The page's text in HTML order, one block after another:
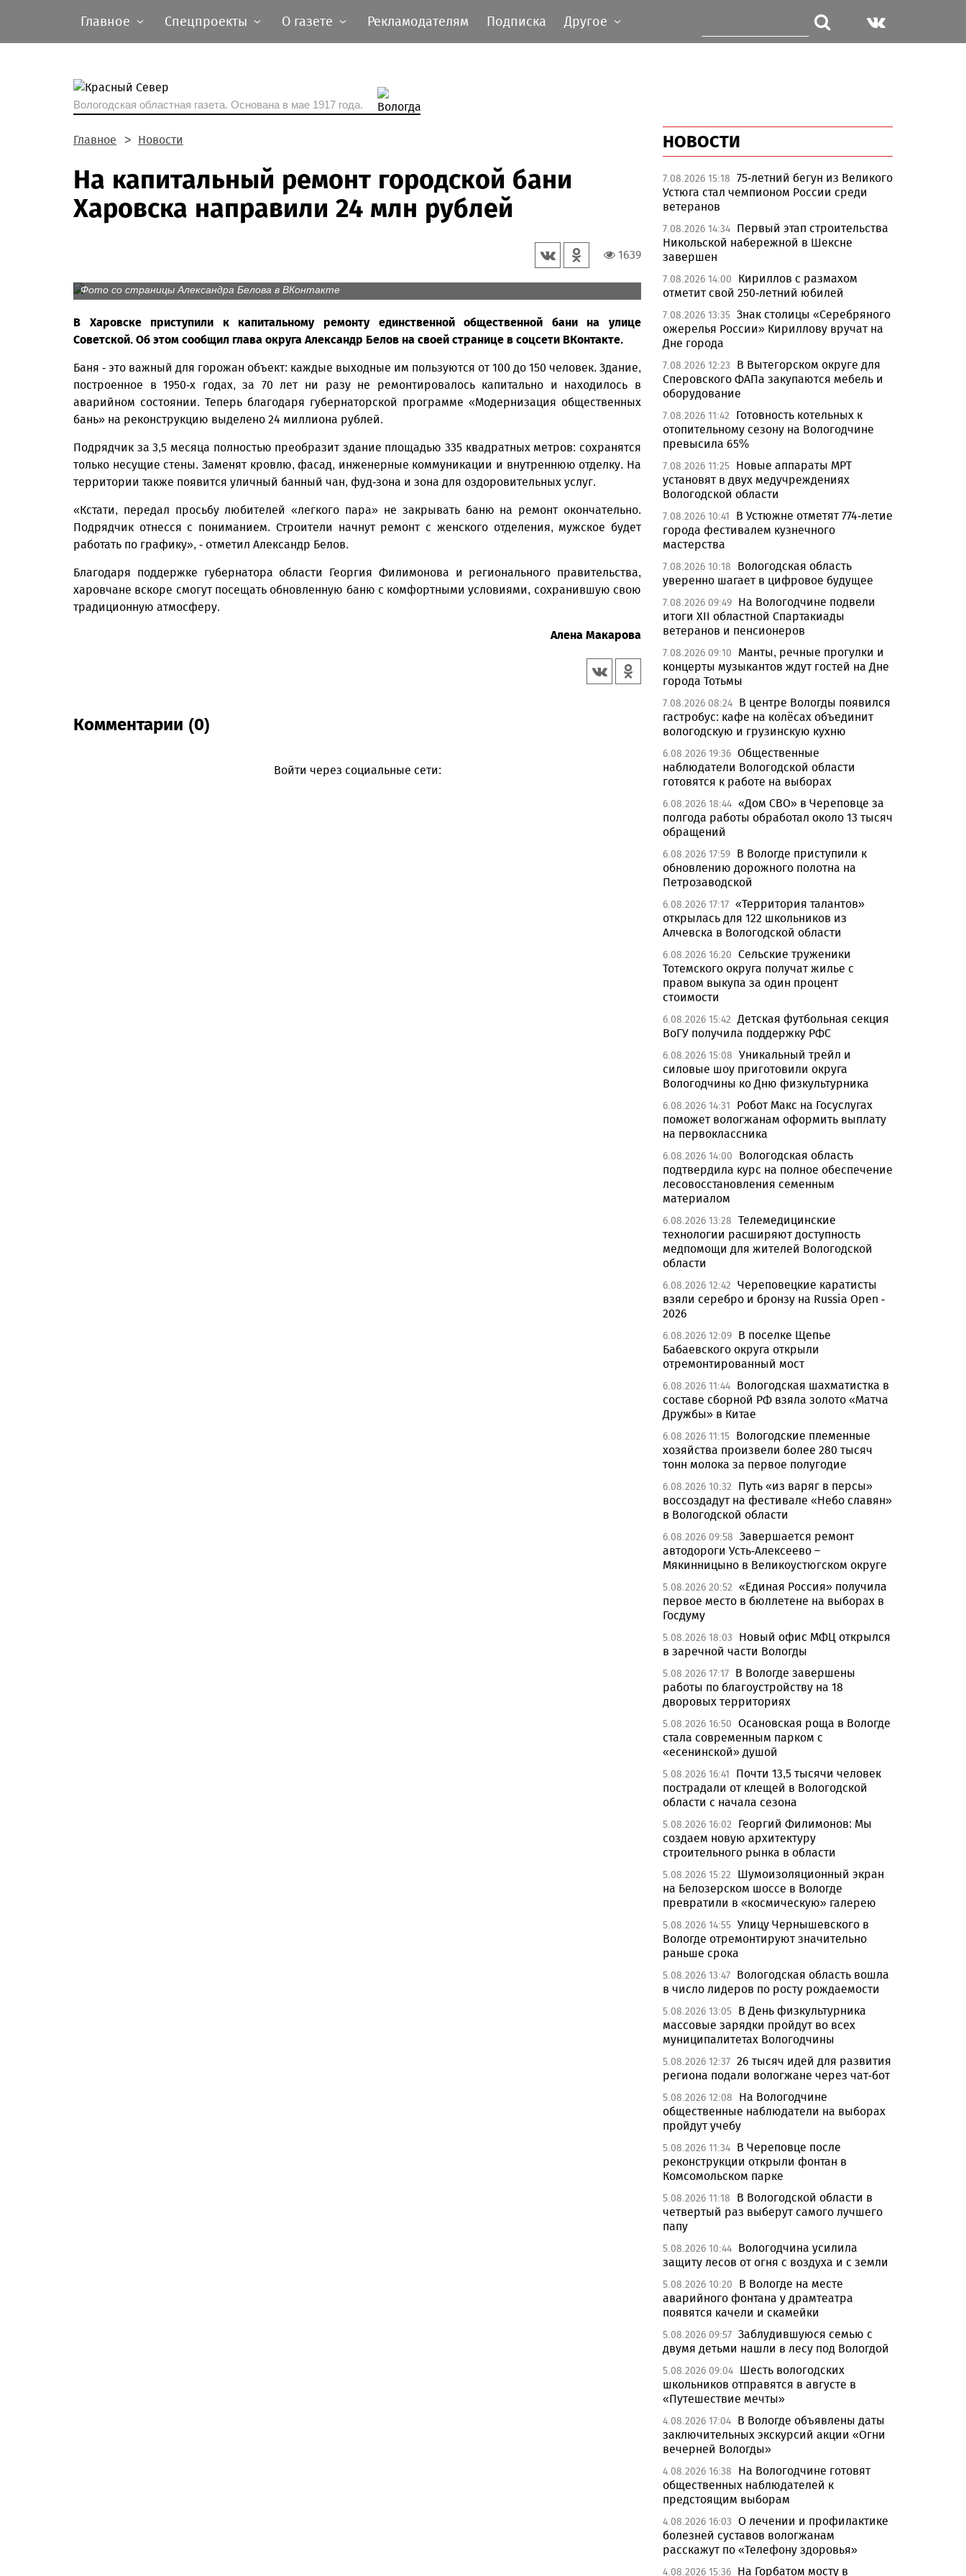
Главное Спецпроекты О газете Рекламодателям Подписка Другое
Вологодская областная газета. Основана в мае 1917 года.
Главное Новости
На капитальный ремонт городской бани
Харовска направили 24 млн рублей
1639
Фото со страницы Александра Белова в ВКонтакте
В Харовске приступили к капитальному ремонту единственной общественной бани на улице
Советской. Об этом сообщил глава округа Александр Белов на своей странице в соцсети ВКонтакте.
Баня - это важный для горожан объект: каждые выходные им пользуются от 100 до 150 человек. Здание,
построенное в 1950-х годах, за 70 лет ни разу не ремонтировалось капитально и находилось в
аварийном состоянии. Теперь благодаря губернаторской программе «Модернизация общественных
бань» на реконструкцию выделено 24 миллиона рублей.
Подрядчик за 3,5 месяца полностью преобразит здание площадью 335 квадратных метров: сохранятся
только несущие стены. Заменят кровлю, фасад, инженерные коммуникации и внутреннюю отделку. На
территории также появится уличный банный чан, фуд-зона и зона для оздоровительных услуг.
«Кстати, передал просьбу любителей «легкого пара» не закрывать баню на ремонт окончательно.
Подрядчик отнесся с пониманием. Строители начнут ремонт с женского отделения, мужское будет
работать по графику», - отметил Александр Белов.
Благодаря поддержке губернатора области Георгия Филимонова и регионального правительства,
харовчане вскоре смогут посещать обновленную баню с комфортными условиями, сохранившую свою
традиционную атмосферу.
Алена Макарова
Комментарии (0)
Войти через социальные сети:
НОВОСТИ
7.08.2026 15:18 75-летний бегун из Великого
Устюга стал чемпионом России среди
ветеранов
7.08.2026 14:34 Первый этап строительства
Никольской набережной в Шексне
завершен
7.08.2026 14:00
Кириллов с размахом
отметит свой 250-летний юбилей
7.08.2026 13:35 Знак столицы «Серебряного
ожерелья России» Кириллову вручат на
Дне города
7.08.2026 12:23
В Вытегорском округе для
Сперовского ФАПа закупаются мебель и
оборудование
7.08.2026 11:42
Готовность котельных к
отопительному сезону на Вологодчине
превысила 65%
7.08.2026 11:25 Новые аппараты МРТ
установят в двух медучреждениях
Вологодской области
7.08.2026 10:41
В Устюжне отметят 774-летие
города фестивалем кузнечного
мастерства
7.08.2026 10:18
Вологодская область
уверенно шагает в цифровое будущее
7.08.2026 09:49 На Вологодчине подвели
итоги XII областной Спартакиады
ветеранов и пенсионеров
7.08.2026 09:10
Манты, речные прогулки и
концерты музыкантов ждут гостей на Дне
города Тотьмы
7.08.2026 08:24 В центре Вологды появился
гастробус: кафе на колёсах объединит
вологодскую и грузинскую кухню
6.08.2026 19:36 Общественные
наблюдатели Вологодской области
готовятся к работе на выборах
6.08.2026 18:44 «Дом СВО» в Череповце за
полгода работы обработал около 13 тысяч
обращений
6.08.2026 17:59 В Вологде приступили к
обновлению дорожного полотна на
Петрозаводской
6.08.2026 17:17 «Территория талантов»
открылась для 122 школьников из
Алчевска в Вологодской области
6.08.2026 16:20 Сельские труженики
Тотемского округа получат жилье с
правом выкупа за один процент
стоимости
6.08.2026 15:42 Детская футбольная секция
ВоГУ получила поддержку РФС
6.08.2026 15:08 Уникальный трейл и
силовые шоу приготовили округа
Вологодчины ко Дню физкультурника
6.08.2026 14:31
Робот Макс на Госуслугах
поможет вологжанам оформить выплату
на первоклассника
6.08.2026 14:00
Вологодская область
подтвердила курс на полное обеспечение
лесовосстановления семенным
материалом
6.08.2026 13:28 Телемедицинские
технологии расширяют доступность
медпомощи для жителей Вологодской
области
6.08.2026 12:42 Череповецкие каратисты
взяли серебро и бронзу на Russia Open -
2026
6.08.2026 12:09 В поселке Щепье
Бабаевского округа открыли
отремонтированный мост
6.08.2026 11:44 Вологодская шахматистка в
составе сборной РФ взяла золото «Матча
Дружбы» в Китае
6.08.2026 11:15 Вологодские племенные
хозяйства произвели более 280 тысяч
тонн молока за первое полугодие
6.08.2026 10:32
Путь «из варяг в персы»
воссоздадут на фестивале «Небо славян»
в Вологодской области
6.08.2026 09:58 Завершается ремонт
автодороги Усть-Алексеево –
Мякинницыно в Великоустюгском округе
5.08.2026 20:52 «Единая Россия» получила
первое место в бюллетене на выборах в
Госдуму
5.08.2026 18:03
Новый офис МФЦ открылся
в заречной части Вологды
5.08.2026 17:17 В Вологде завершены
работы по благоустройству на 18
дворовых территориях
5.08.2026 16:50 Осановская роща в Вологде
стала современным парком с
«есенинской» душой
5.08.2026 16:41
Почти 13,5 тысячи человек
пострадали от клещей в Вологодской
области с начала сезона
5.08.2026 16:02
Георгий Филимонов: Мы
создаем новую архитектуру
строительного рынка в области
5.08.2026 15:22
Шумоизоляционный экран
на Белозерском шоссе в Вологде
превратили в «космическую» галерею
5.08.2026 14:55 Улицу Чернышевского в
Вологде отремонтируют значительно
раньше срока
5.08.2026 13:47 Вологодская область вошла
в число лидеров по росту рождаемости
5.08.2026 13:05 В День физкультурника
массовые зарядки пройдут во всех
муниципалитетах Вологодчины
5.08.2026 12:37 26 тысяч идей для развития
региона подали вологжане через чат-бот
5.08.2026 12:08
На Вологодчине
общественные наблюдатели на выборах
пройдут учебу
5.08.2026 11:34 В Череповце после
реконструкции открыли фонтан в
Комсомольском парке
5.08.2026 11:18
В Вологодской области в
четвертый раз выберут самого лучшего
папу
5.08.2026 10:44 Вологодчина усилила
защиту лесов от огня с воздуха и с земли
5.08.2026 10:20
В Вологде на месте
аварийного фонтана у драмтеатра
появятся качели и скамейки
5.08.2026 09:57 Заблудившуюся семью с
двумя детьми нашли в лесу под Вологдой
5.08.2026 09:04 Шесть вологодских
школьников отправятся в августе в
«Путешествие мечты»
4.08.2026 17:04 В Вологде объявлены даты
заключительных экскурсий акции «Огни
вечерней Вологды»
4.08.2026 16:38
На Вологодчине готовят
общественных наблюдателей к
предстоящим выборам
4.08.2026 16:03 О лечении и профилактике
болезней суставов вологжанам
расскажут по «Телефону здоровья»
4.08.2026 15:36 На Горбатом мосту в